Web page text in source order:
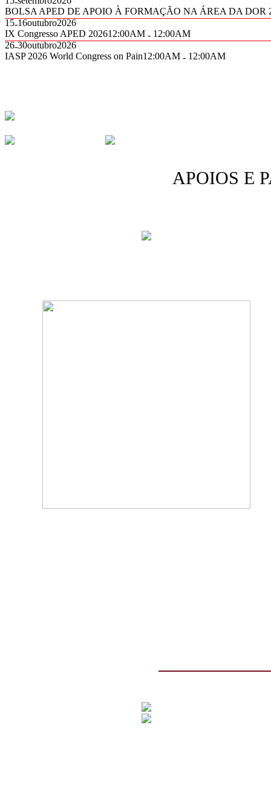
BOLSA APED DE APOIO À FORMAÇÃO NA ÁREA DA DOR
15-16outubro2026
IX Congresso APED 202612:00AM - 12:00AM
26-30outubro2026
IASP 2026 World Congress on Pain12:00AM - 12:00AM
APOIOS E